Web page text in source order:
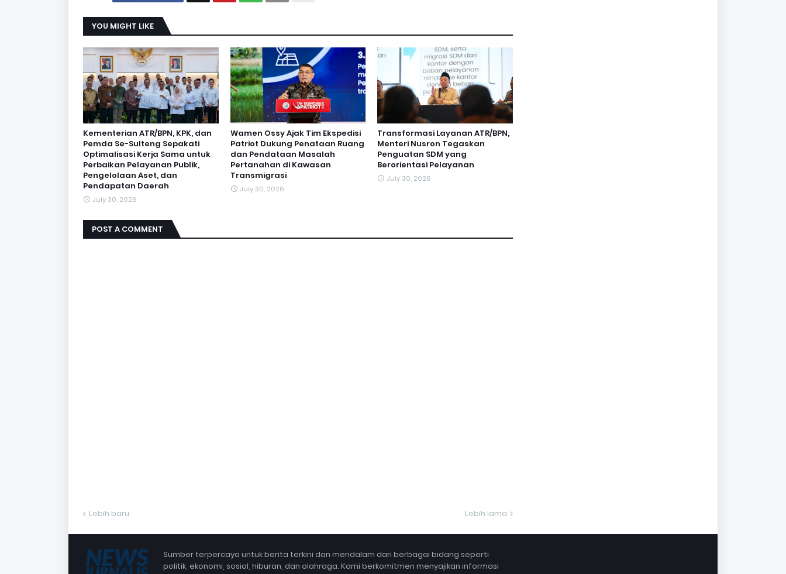
YOU MIGHT LIKE
Kementerian ATR/BPN, KPK, dan
Pemda Se-Sulteng Sepakati
Optimalisasi Kerja Sama untuk
Perbaikan Pelayanan Publik,
Pengelolaan Aset, dan
Pendapatan Daerah
July 30, 2026
Wamen Ossy Ajak Tim Ekspedisi
Patriot Dukung Penataan Ruang
dan Pendataan Masalah
Pertanahan di Kawasan
Transmigrasi
July 30, 2026
Transformasi Layanan ATR/BPN,
Menteri Nusron Tegaskan
Penguatan SDM yang
Berorientasi Pelayanan
July 30, 2026
POST A COMMENT
Lebih baru Lebih lama
Sumber terpercaya untuk berita terkini dan mendalam dari berbagai bidang seperti
politik, ekonomi, sosial, hiburan, dan olahraga. Kami berkomitmen menyajikan informasi